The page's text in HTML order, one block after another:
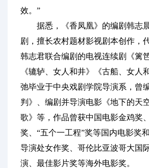
效。”
据悉，《香凤凰》的编剧韩志
剧，擅长农村题材影视剧本创作，
韩志君联合编剧的电视连续剧《篱
《辘轳、女人和井》《古船、女人
弛毕业于中央戏剧学院导演系，曾
判》、编剧并导演电影《地下的天
歌》等，作品曾获中国电影金鸡奖
奖、“五个一工程”奖等国内电影奖
导演处女作奖、哥伦比亚波哥大国
演、最佳影片奖等海外电影奖。